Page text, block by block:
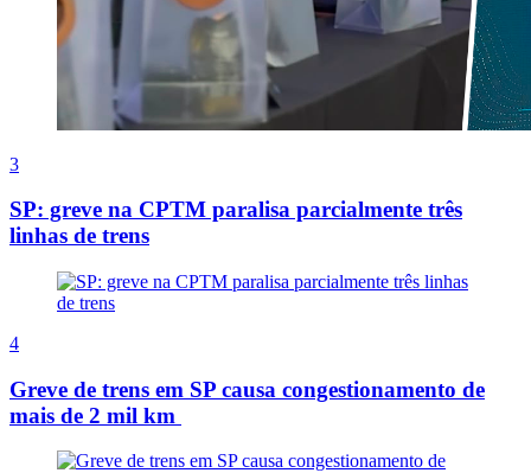
3
SP: greve na CPTM paralisa parcialmente três
linhas de trens
4
Greve de trens em SP causa congestionamento de
mais de 2 mil km